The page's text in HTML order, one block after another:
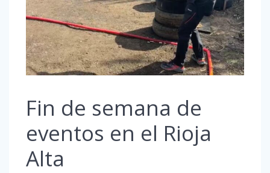
Fin de semana de
eventos en el Rioja
Alta